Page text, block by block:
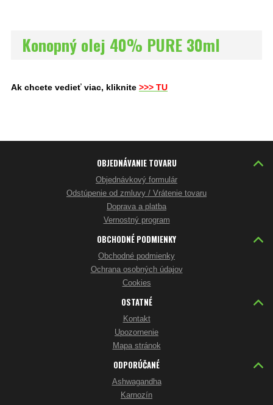
Konopný olej 40% PURE 30ml
Ak chcete vedieť viac, kliknite >>> TU
OBJEDNÁVANIE TOVARU
Objednávkový formulár
Odstúpenie od zmluvy / Vrátenie tovaru
Doprava a platba
Vernostný program
OBCHODNÉ PODMIENKY
Obchodné podmienky
Ochrana osobných údajov
Cookies
OSTATNÉ
Kontakt
Upozornenie
Mapa stránok
ODPORÚČANÉ
Ashwagandha
Karnozín